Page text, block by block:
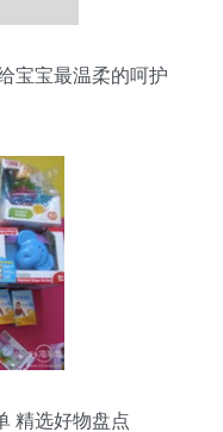
宝宝最温柔的呵护
精选好物盘点